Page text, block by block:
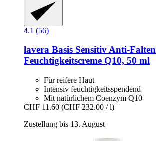
4.1 (56)
lavera Basis Sensitiv Anti-​Falten
Feuchtigkeitscreme Q10, 50 ml
Für reifere Haut
Intensiv feuchtigkeitsspendend
Mit natürlichem Coenzym Q10
CHF 11.60 (CHF 232.00 / l)
Zustellung bis 13. August